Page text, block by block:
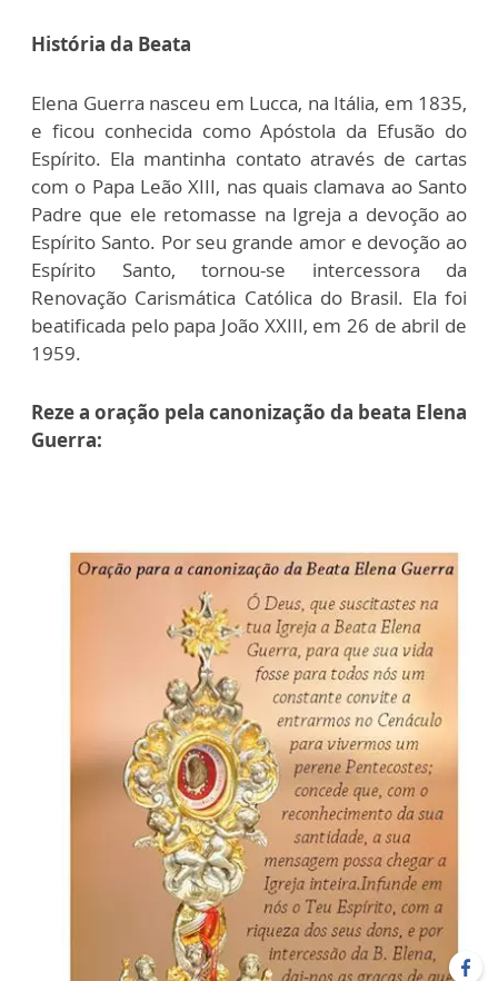
História da Beata
Elena Guerra nasceu em Lucca, na Itália, em 1835,
e ficou conhecida como Apóstola da Efusão do
Espírito. Ela mantinha contato através de cartas
com o Papa Leão XIII, nas quais clamava ao Santo
Padre que ele retomasse na Igreja a devoção ao
Espírito Santo. Por seu grande amor e devoção ao
Espírito Santo, tornou-se intercessora da
Renovação Carismática Católica do Brasil. Ela foi
beatificada pelo papa João XXIII, em 26 de abril de
1959.
Reze a oração pela canonização da beata Elena
Guerra: